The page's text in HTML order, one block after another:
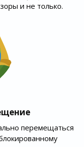
и не только.
перемещаться